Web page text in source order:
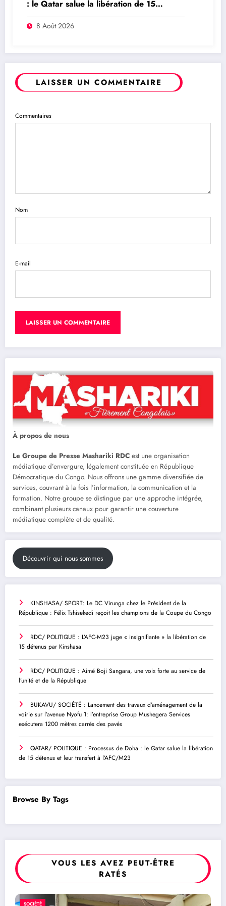
: le Qatar salue la libération de 15
détenus et leur transfert à l’AFC/M23
8 Août 2026
LAISSER UN COMMENTAIRE
Commentaires
Nom
E-mail
À propos de nous
Le Groupe de Presse Mashariki RDC est une organisation
médiatique d’envergure, légalement constituée en République
Démocratique du Congo. Nous offrons une gamme diversifiée de
services, couvrant à la fois l’information, la communication et la
formation. Notre groupe se distingue par une approche intégrée,
combinant plusieurs canaux pour garantir une couverture
médiatique complète et de qualité.
Découvrir qui nous sommes
KINSHASA/ SPORT: Le DC Virunga chez le Président de la
République : Félix Tshisekedi reçoit les champions de la Coupe du Congo
RDC/ POLITIQUE : L’AFC-M23 juge « insignifiante » la libération de
15 détenus par Kinshasa
RDC/ POLITIQUE : Aimé Boji Sangara, une voix forte au service de
l’unité et de la République
BUKAVU/ SOCIÉTÉ : Lancement des travaux d’aménagement de la
voirie sur l’avenue Nyofu 1: l’entreprise Group Mushegera Services
exécutera 1200 mètres carrés des pavés
QATAR/ POLITIQUE : Processus de Doha : le Qatar salue la libération
de 15 détenus et leur transfert à l’AFC/M23
Browse By Tags
VOUS LES AVEZ PEUT-ÊTRE
RATÉS
POLITIQUE